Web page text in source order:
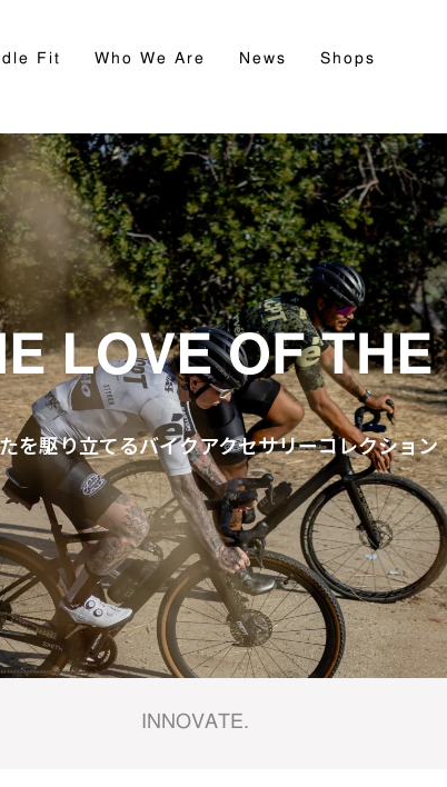
Fit Who We Are News Shops
LOVE OF THE
を駆り立てるバイクアクセサリーコレクション
INNOVATE.